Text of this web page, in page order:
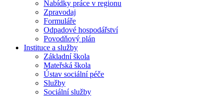
Nabídky práce v regionu
Zpravodaj
Formuláře
Odpadové hospodářství
Povodňový plán
Instituce a služby
Základní škola
Mateřská škola
Ústav sociální péče
Služby
Sociální služby